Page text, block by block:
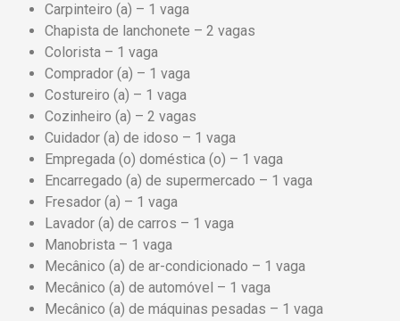
Carpinteiro (a) – 1 vaga
Chapista de lanchonete – 2 vagas
Colorista – 1 vaga
Comprador (a) – 1 vaga
Costureiro (a) – 1 vaga
Cozinheiro (a) – 2 vagas
Cuidador (a) de idoso – 1 vaga
Empregada (o) doméstica (o) – 1 vaga
Encarregado (a) de supermercado – 1 vaga
Fresador (a) – 1 vaga
Lavador (a) de carros – 1 vaga
Manobrista – 1 vaga
Mecânico (a) de ar-condicionado – 1 vaga
Mecânico (a) de automóvel – 1 vaga
Mecânico (a) de máquinas pesadas – 1 vaga